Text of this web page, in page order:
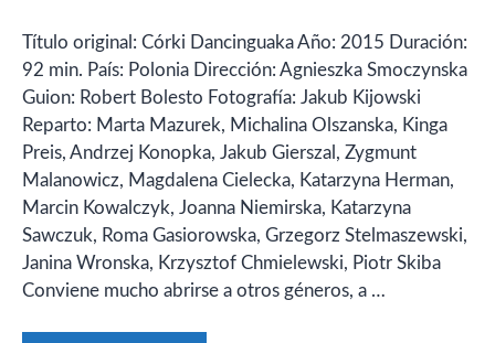
Título original: Córki Dancinguaka Año: 2015 Duración:
92 min. País: Polonia Dirección: Agnieszka Smoczynska
Guion: Robert Bolesto Fotografía: Jakub Kijowski
Reparto: Marta Mazurek, Michalina Olszanska, Kinga
Preis, Andrzej Konopka, Jakub Gierszal, Zygmunt
Malanowicz, Magdalena Cielecka, Katarzyna Herman,
Marcin Kowalczyk, Joanna Niemirska, Katarzyna
Sawczuk, Roma Gasiorowska, Grzegorz Stelmaszewski,
Janina Wronska, Krzysztof Chmielewski, Piotr Skiba
Conviene mucho abrirse a otros géneros, a …